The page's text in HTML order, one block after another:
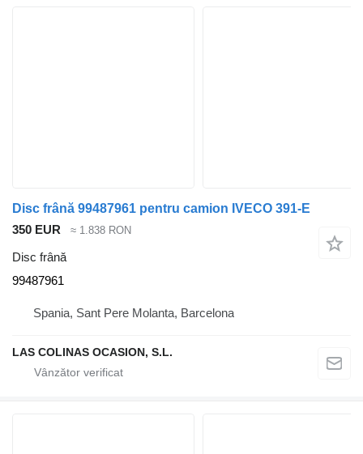
Disc frână 99487961 pentru camion IVECO 391-E
350 EUR
≈ 1.838 RON
Disc frână
99487961
Spania, Sant Pere Molanta, Barcelona
LAS COLINAS OCASION, S.L.